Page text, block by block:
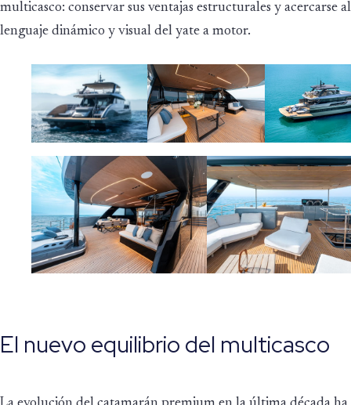
multicasco: conservar sus ventajas estructurales y acercarse al
lenguaje dinámico y visual del yate a motor.
El nuevo equilibrio del multicasco